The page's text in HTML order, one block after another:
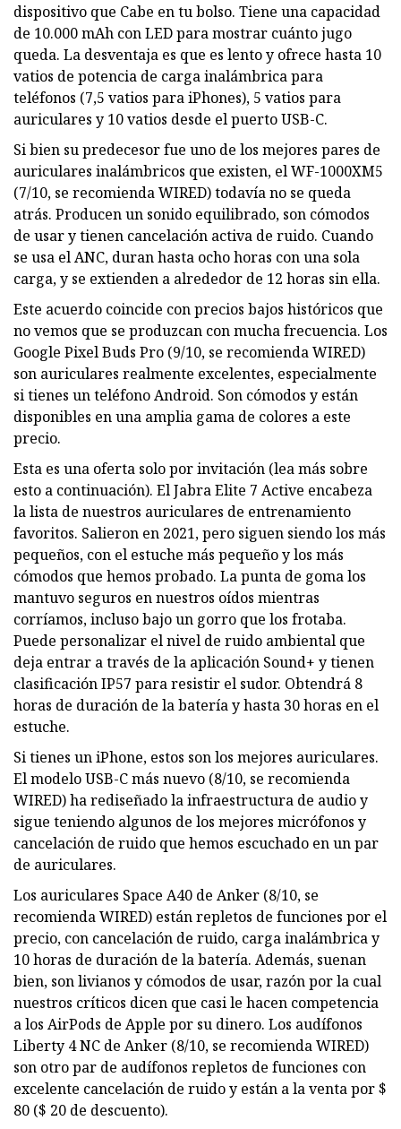
dispositivo que Cabe en tu bolso. Tiene una capacidad
de 10.000 mAh con LED para mostrar cuánto jugo
queda. La desventaja es que es lento y ofrece hasta 10
vatios de potencia de carga inalámbrica para
teléfonos (7,5 vatios para iPhones), 5 vatios para
auriculares y 10 vatios desde el puerto USB-C.
Si bien su predecesor fue uno de los mejores pares de
auriculares inalámbricos que existen, el WF-1000XM5
(7/10, se recomienda WIRED) todavía no se queda
atrás. Producen un sonido equilibrado, son cómodos
de usar y tienen cancelación activa de ruido. Cuando
se usa el ANC, duran hasta ocho horas con una sola
carga, y se extienden a alrededor de 12 horas sin ella.
Este acuerdo coincide con precios bajos históricos que
no vemos que se produzcan con mucha frecuencia. Los
Google Pixel Buds Pro (9/10, se recomienda WIRED)
son auriculares realmente excelentes, especialmente
si tienes un teléfono Android. Son cómodos y están
disponibles en una amplia gama de colores a este
precio.
Esta es una oferta solo por invitación (lea más sobre
esto a continuación). El Jabra Elite 7 Active encabeza
la lista de nuestros auriculares de entrenamiento
favoritos. Salieron en 2021, pero siguen siendo los más
pequeños, con el estuche más pequeño y los más
cómodos que hemos probado. La punta de goma los
mantuvo seguros en nuestros oídos mientras
corríamos, incluso bajo un gorro que los frotaba.
Puede personalizar el nivel de ruido ambiental que
deja entrar a través de la aplicación Sound+ y tienen
clasificación IP57 para resistir el sudor. Obtendrá 8
horas de duración de la batería y hasta 30 horas en el
estuche.
Si tienes un iPhone, estos son los mejores auriculares.
El modelo USB-C más nuevo (8/10, se recomienda
WIRED) ha rediseñado la infraestructura de audio y
sigue teniendo algunos de los mejores micrófonos y
cancelación de ruido que hemos escuchado en un par
de auriculares.
Los auriculares Space A40 de Anker (8/10, se
recomienda WIRED) están repletos de funciones por el
precio, con cancelación de ruido, carga inalámbrica y
10 horas de duración de la batería. Además, suenan
bien, son livianos y cómodos de usar, razón por la cual
nuestros críticos dicen que casi le hacen competencia
a los AirPods de Apple por su dinero. Los audífonos
Liberty 4 NC de Anker (8/10, se recomienda WIRED)
son otro par de audífonos repletos de funciones con
excelente cancelación de ruido y están a la venta por $
80 ($ 20 de descuento).